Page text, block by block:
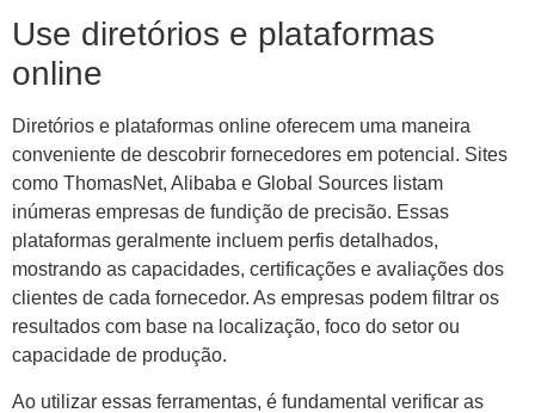
Use diretórios e plataformas
online
Diretórios e plataformas online oferecem uma maneira
conveniente de descobrir fornecedores em potencial. Sites
como ThomasNet, Alibaba e Global Sources listam
inúmeras empresas de fundição de precisão. Essas
plataformas geralmente incluem perfis detalhados,
mostrando as capacidades, certificações e avaliações dos
clientes de cada fornecedor. As empresas podem filtrar os
resultados com base na localização, foco do setor ou
capacidade de produção.
Ao utilizar essas ferramentas, é fundamental verificar as